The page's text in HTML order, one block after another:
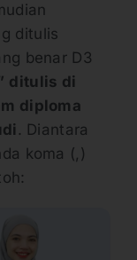
ditulis
benar D3
ditulis di
diploma
. Diantara
koma (,)